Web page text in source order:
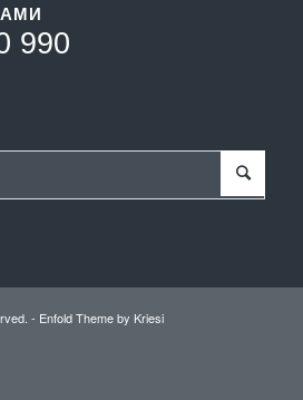
990
- Enfold Theme by Kriesi